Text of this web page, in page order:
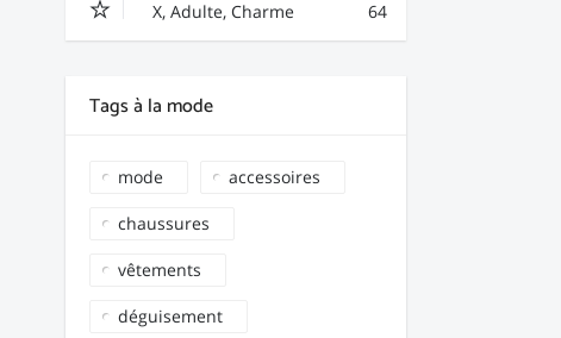
X, Adulte, Charme 64
Tags à la mode
mode accessoires
chaussures
vêtements
déguisement